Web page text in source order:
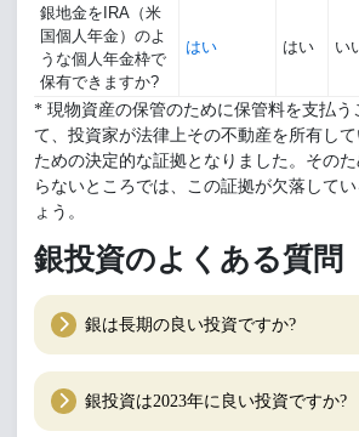
銀地金をIRA（米
国個人年金）のよ
うな個人年金枠で
保有できますか?
はい はい い
* 現物資産の保管のために保管料を支払う
て、投資家が法律上その不動産を所有し
ための決定的な証拠となりました。その
らないところでは、この証拠が欠落して
ょう。
銀投資のよくある質問
銀は長期の良い投資ですか?
銀投資は2023年に良い投資ですか?